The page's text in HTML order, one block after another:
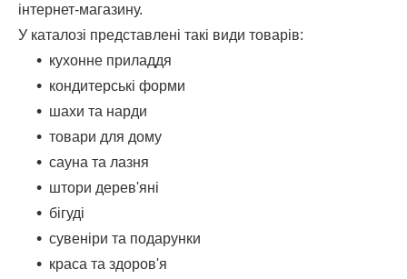
інтернет-магазину.
У каталозі представлені такі види товарів:
кухонне приладдя
кондитерські форми
шахи та нарди
товари для дому
сауна та лазня
штори дерев'яні
бігуді
сувеніри та подарунки
краса та здоров'я